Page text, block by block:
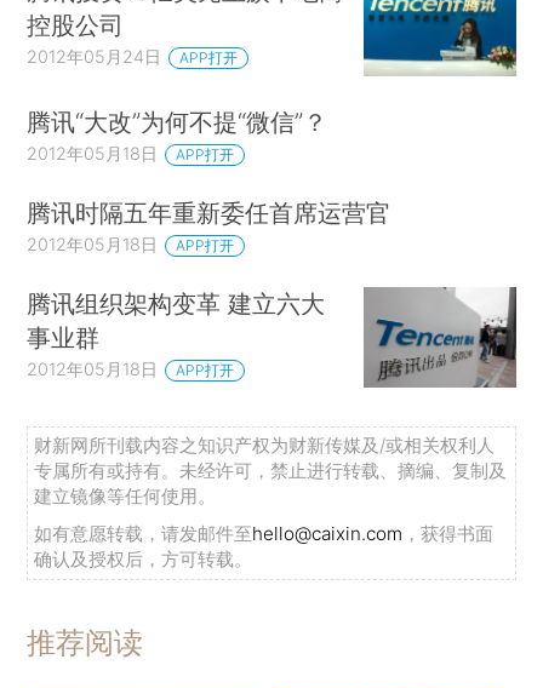
控股公司
2012年05月24日 APP打开
腾讯“大改”为何不提“微信”？
2012年05月18日 APP打开
腾讯时隔五年重新委任首席运营官
2012年05月18日 APP打开
腾讯组织架构变革 建立六大
事业群
2012年05月18日 APP打开
财新网所刊载内容之知识产权为财新传媒及/或相关权利人
专属所有或持有。未经许可，禁止进行转载、摘编、复制及
建立镜像等任何使用。
如有意愿转载，请发邮件至hello@caixin.com ，获得书面
确认及授权后，方可转载。
推荐阅读